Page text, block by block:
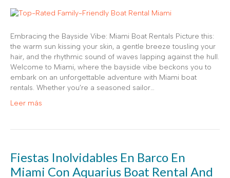
Embracing the Bayside Vibe: Miami Boat Rentals Picture this:
the warm sun kissing your skin, a gentle breeze tousling your
hair, and the rhythmic sound of waves lapping against the hull.
Welcome to Miami, where the bayside vibe beckons you to
embark on an unforgettable adventure with Miami boat
rentals. Whether you’re a seasoned sailor…
Leer más
Fiestas Inolvidables En Barco En
Miami Con Aquarius Boat Rental And